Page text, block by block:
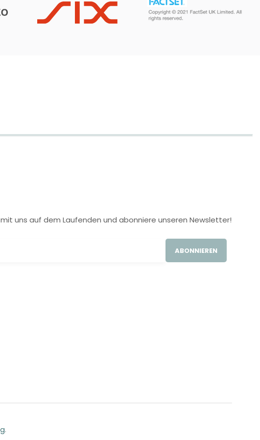
uns auf dem Laufenden und abonniere unseren Newsletter!
ABONNIEREN
.